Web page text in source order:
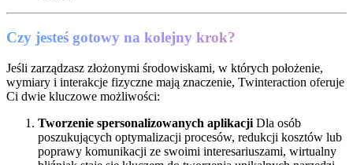
Czy jesteś gotowy na kolejny krok?
Jeśli zarządzasz złożonymi środowiskami, w których położenie,
wymiary i interakcje fizyczne mają znaczenie, Twinteraction oferuje
Ci dwie kluczowe możliwości:
Tworzenie spersonalizowanych aplikacji Dla osób
poszukujących optymalizacji procesów, redukcji kosztów lub
poprawy komunikacji ze swoimi interesariuszami, wirtualny